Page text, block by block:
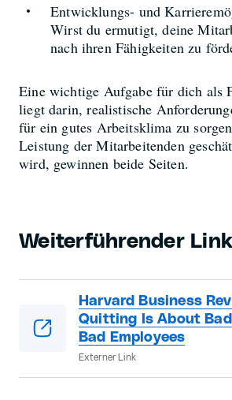
Entwicklungs- und
Wirst du ermutigt, deine
nach ihren Fähigkeiten zu
Eine wichtige Aufgabe für dich als
liegt darin, realistische
für ein gutes Arbeitsklima zu
Leistung der Mitarbeitenden
wird, gewinnen beide Seiten.
Weiterführender Link
Harvard Business
Quitting Is About
Bad Employees
Externer Link